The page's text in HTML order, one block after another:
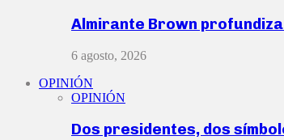
Almirante Brown
6 agosto, 2026
OPINIÓN
OPINIÓN
Dos presidentes, dos